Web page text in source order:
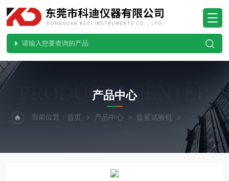
PRODUCTS CENTER
产品中心
当前位置：首页 产品中心 盐雾试验机 复合盐雾试